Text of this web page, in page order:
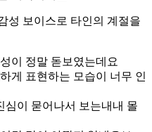
성 보이스로 타인의 계절을
이 정말 돋보였는데요
게 표현하는 모습이 너무 인
심이 묻어나서 보는내내 몰